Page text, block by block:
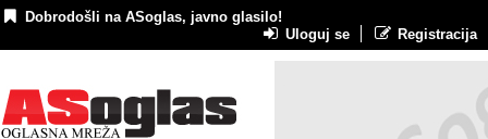
Dobrodošli na ASoglas, javno glasilo!
Uloguj se
Registracija